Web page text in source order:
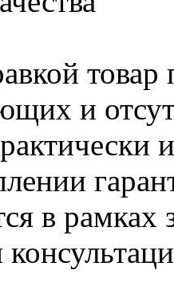
товар
и
в рамках